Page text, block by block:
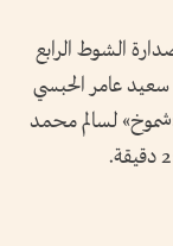
الشوط الرابع
سعيد عامر الحبسي
2:55.02 دقيقة، و«شموخ» لسالم محمد